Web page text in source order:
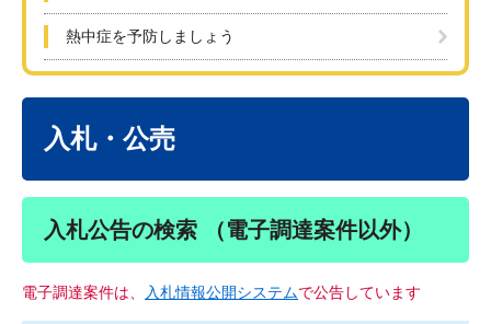
熱中症を予防しましょう
入札・公売
入札公告の検索 （電子調達案件以外）
電子調達案件は、 入札情報公開システムで公告しています